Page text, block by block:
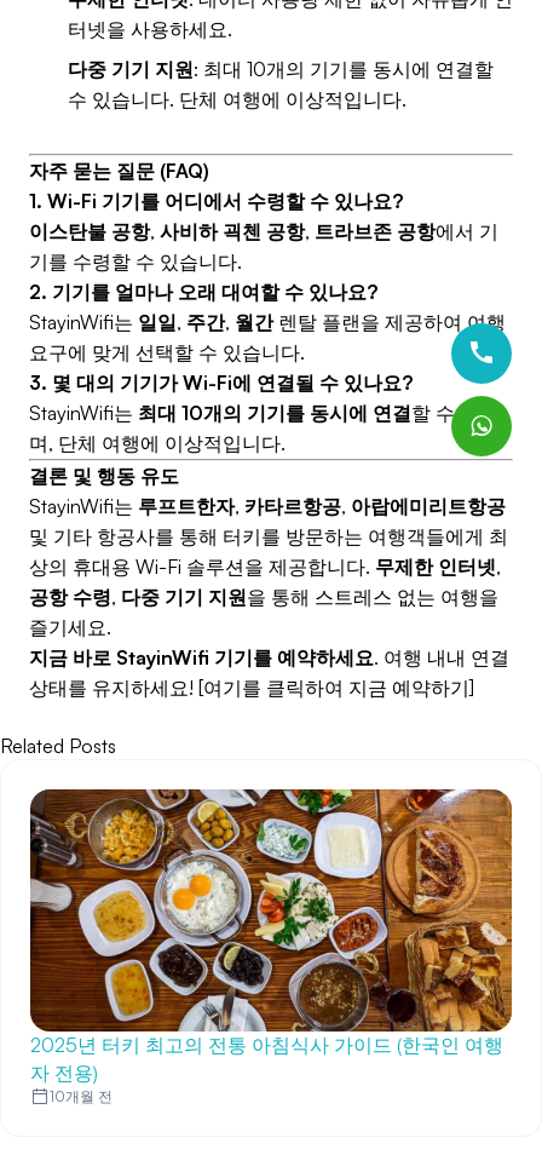
터넷을 사용하세요.
다중 기기 지원: 최대 10개의 기기를 동시에 연결할
수 있습니다. 단체 여행에 이상적입니다.
자주 묻는 질문 (FAQ)
1. Wi-Fi 기기를 어디에서 수령할 수 있나요?
이스탄불 공항, 사비하 괵첸 공항, 트라브존 공항에서 기
기를 수령할 수 있습니다.
2. 기기를 얼마나 오래 대여할 수 있나요?
StayinWifi는 일일, 주간, 월간렌탈 플랜을 제공하여 여행
요구에 맞게 선택할 수 있습니다.
3. 몇 대의 기기가 Wi-Fi에 연결될 수 있나요?
StayinWifi는 최대 10개의 기기를 동시에 연결할 수 있으
며, 단체 여행에 이상적입니다.
결론 및 행동 유도
StayinWifi는 루프트한자, 카타르항공, 아랍에미리트항공
및 기타 항공사를 통해 터키를 방문하는 여행객들에게 최
상의 휴대용 Wi-Fi 솔루션을 제공합니다. 무제한 인터넷,
공항 수령, 다중 기기 지원을 통해 스트레스 없는 여행을
즐기세요.
지금 바로 StayinWifi 기기를 예약하세요. 여행 내내 연결
상태를 유지하세요! [여기를 클릭하여 지금 예약하기]
Related Posts
2025년 터키 최고의 전통 아침식사 가이드 (한국인 여행
자 전용)
10개월 전